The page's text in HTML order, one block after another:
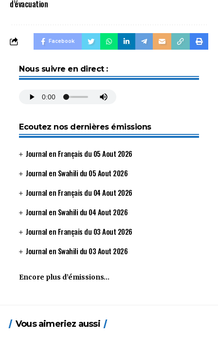
d’évacuation
Facebook
Nous suivre en direct :
Ecoutez nos dernières émissions
Journal en Français du 05 Aout 2026
Journal en Swahili du 05 Aout 2026
Journal en Français du 04 Aout 2026
Journal en Swahili du 04 Aout 2026
Journal en Français du 03 Aout 2026
Journal en Swahili du 03 Aout 2026
Encore plus d’émissions…
Vous aimeriez aussi